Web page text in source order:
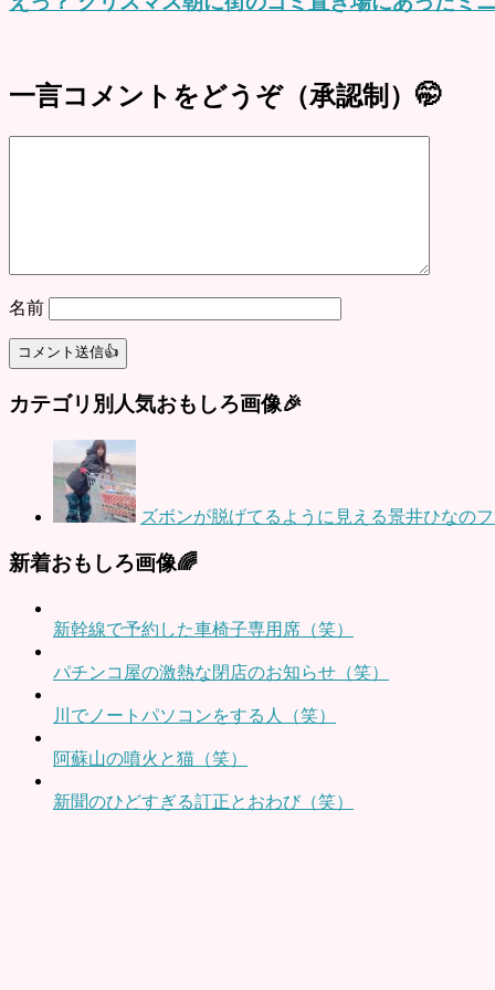
一言コメントをどうぞ（承認制）🤭
名前
カテゴリ別人気おもしろ画像🎉
ズボンが脱げてるように見える景井ひなのフ
新着おもしろ画像🌈
新幹線で予約した車椅子専用席（笑）
パチンコ屋の激熱な閉店のお知らせ（笑）
川でノートパソコンをする人（笑）
阿蘇山の噴火と猫（笑）
新聞のひどすぎる訂正とおわび（笑）